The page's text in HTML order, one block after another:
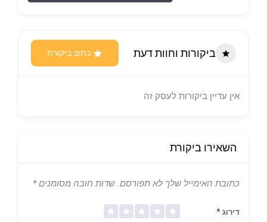
ביקורות וחוות דעת כתוב ביקורת
אין עדיין ביקורות לעסק זה
השאירו ביקורת
כתובת האימייל שלך לא תפורסם. שדות חובה מסומנים*
דירוג*